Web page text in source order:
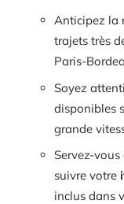
Anticipez la
trajets très
Paris-
Soyez
disponibles
grande
Servez-
suivre votre
inclus dans